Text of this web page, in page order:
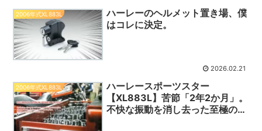
2006年式XL883L
ハーレーのヘルメット置き場、僕
はコレに決定。
2026.02.21
2006年式XL883L
ハーレースポーツスター
【XL883L】苦節「2年2か月」。
不快な振動を消し去った至極のプ